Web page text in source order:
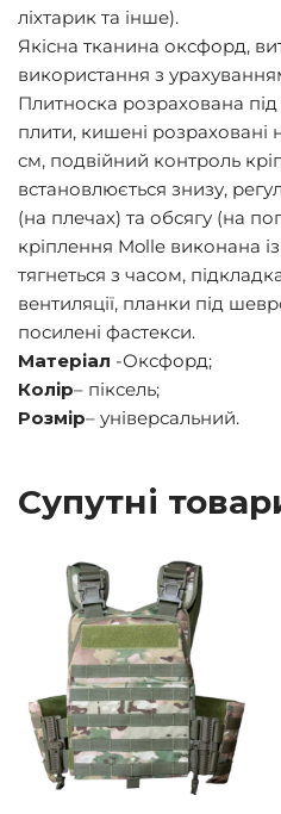
ліхтарик та інше).
Якісна тканина оксфорд,
використання з
Плитноска розрахована під
плити, кишені
см, подвійний контроль
встановлюється знизу,
(на плечах) та обсягу (на
кріплення Molle виконана
тягнеться з часом,
вентиляції, планки під
посилені фастекси.
Матеріал -Оксфорд;
Колір– піксель;
Розмір– універсальний.
Супутні